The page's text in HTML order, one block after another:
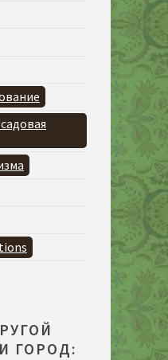
ГОРОД: